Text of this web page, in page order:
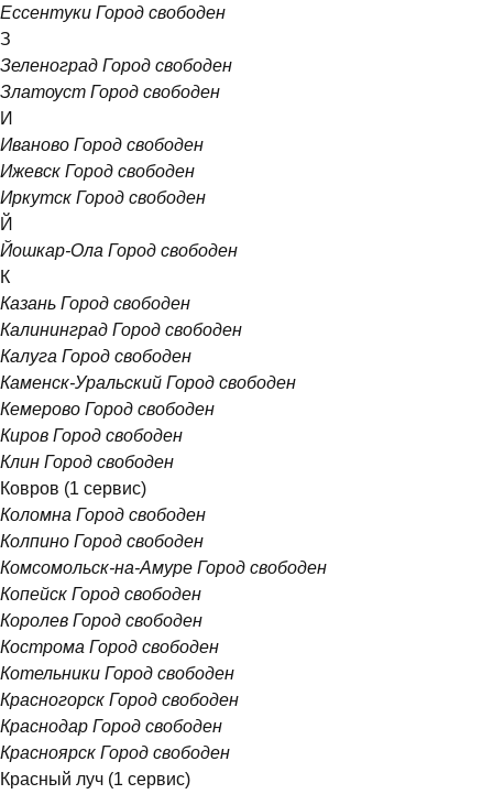
Ессентуки Город свободен
З
Зеленоград Город свободен
Златоуст Город свободен
И
Иваново Город свободен
Ижевск Город свободен
Иркутск Город свободен
Й
Йошкар-Ола Город свободен
К
Казань Город свободен
Калининград Город свободен
Калуга Город свободен
Каменск-Уральский Город свободен
Кемерово Город свободен
Киров Город свободен
Клин Город свободен
Ковров (1 сервис)
Коломна Город свободен
Колпино Город свободен
Комсомольск-на-Амуре Город свободен
Копейск Город свободен
Королев Город свободен
Кострома Город свободен
Котельники Город свободен
Красногорск Город свободен
Краснодар Город свободен
Красноярск Город свободен
Красный луч (1 сервис)